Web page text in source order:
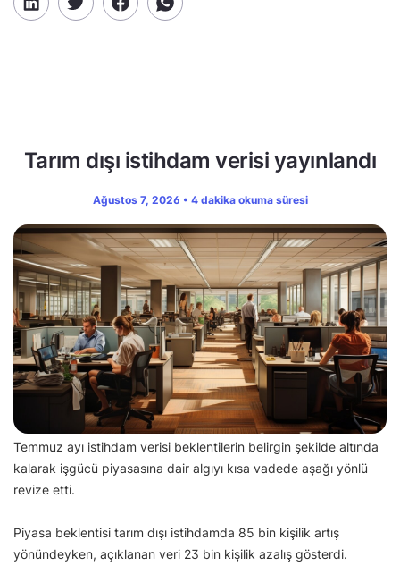
Tarım dışı istihdam verisi yayınlandı
Ağustos 7, 2026 • 4 dakika okuma süresi
Temmuz ayı istihdam verisi beklentilerin belirgin şekilde altında
kalarak işgücü piyasasına dair algıyı kısa vadede aşağı yönlü
revize etti.
Piyasa beklentisi tarım dışı istihdamda 85 bin kişilik artış
yönündeyken, açıklanan veri 23 bin kişilik azalış gösterdi.